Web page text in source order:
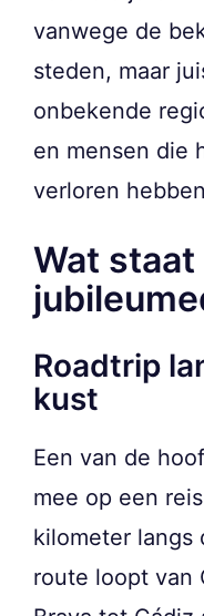
vanwege de
steden, maar
onbekende
en mensen die
verloren
Wat
Roadtrip
kust
Een van de
mee op een
kilometer langs
route loopt van